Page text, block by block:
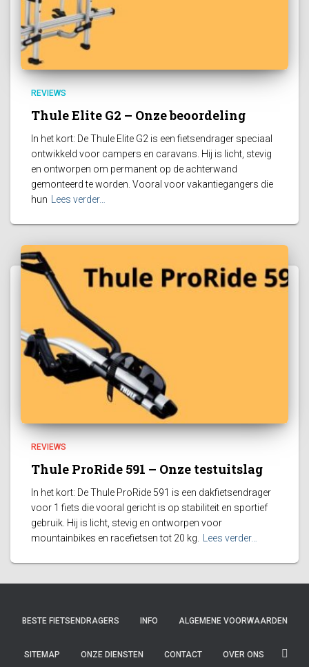
REVIEWS
Thule Elite G2 – Onze beoordeling
In het kort: De Thule Elite G2 is een fietsendrager speciaal
ontwikkeld voor campers en caravans. Hij is licht, stevig
en ontworpen om permanent op de achterwand
gemonteerd te worden. Vooral voor vakantiegangers die
hun Lees verder…
REVIEWS
Thule ProRide 591 – Onze testuitslag
In het kort: De Thule ProRide 591 is een dakfietsendrager
voor 1 fiets die vooral gericht is op stabiliteit en sportief
gebruik. Hij is licht, stevig en ontworpen voor
mountainbikes en racefietsen tot 20 kg.
Lees verder…
BESTE FIETSENDRAGERS INFO ALGEMENE VOORWAARDEN
SITEMAP ONZE DIENSTEN CONTACT OVER ONS